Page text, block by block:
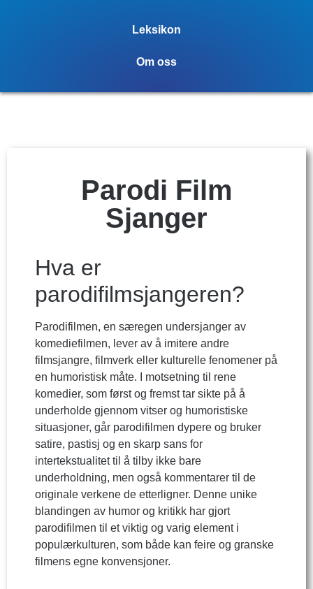
Leksikon
Om oss
Parodi Film
Sjanger
Hva er
parodifilmsjangeren?
Parodifilmen, en særegen undersjanger av
komediefilmen, lever av å imitere andre
filmsjangre, filmverk eller kulturelle fenomener på
en humoristisk måte. I motsetning til rene
komedier, som først og fremst tar sikte på å
underholde gjennom vitser og humoristiske
situasjoner, går parodifilmen dypere og bruker
satire, pastisj og en skarp sans for
intertekstualitet til å tilby ikke bare
underholdning, men også kommentarer til de
originale verkene de etterligner. Denne unike
blandingen av humor og kritikk har gjort
parodifilmen til et viktig og varig element i
populærkulturen, som både kan feire og granske
filmens egne konvensjoner.